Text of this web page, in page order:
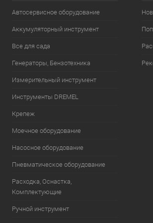
Автосервисное оборудование
Аккумуляторный инструмент
Все для сада
Генераторы, Бензотехника
Измерительный инструмент
Инструменты DREMEL
Крепеж
Моечное оборудование
Насосное оборудование
Пневматическое оборудование
Расходка, Оснастка,
Комплектующие
Ручной инструмент